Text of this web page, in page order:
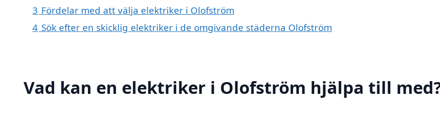
3 Fördelar med att välja elektriker i Olofström
4 Sök efter en skicklig elektriker i de omgivande städerna Olofström
Vad kan en elektriker i Olofström hjälpa till